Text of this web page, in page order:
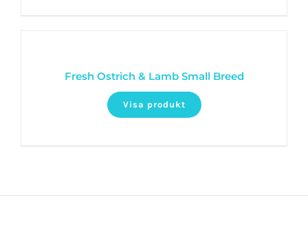
Fresh Ostrich & Lamb Small Breed
Visa produkt